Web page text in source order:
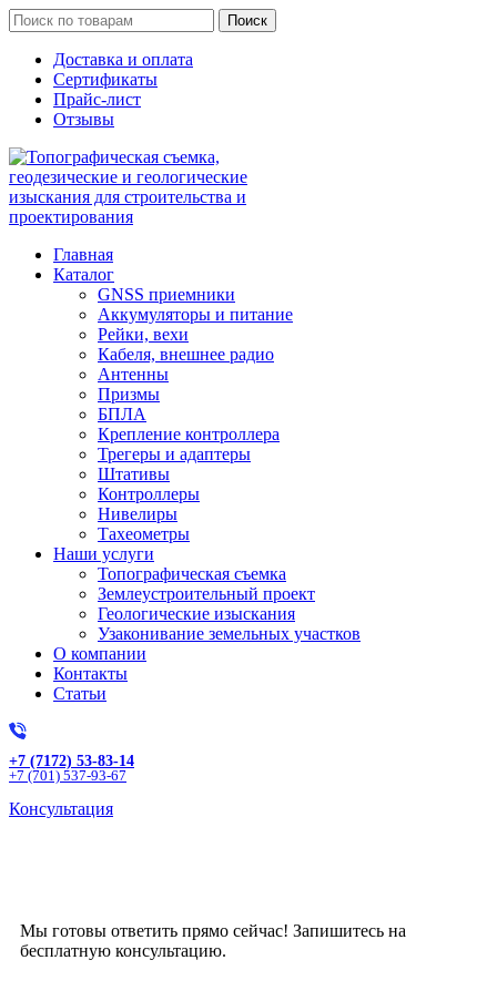
Поиск
Доставка и оплата
Сертификаты
Прайс-лист
Отзывы
Главная
Каталог
GNSS приемники
Аккумуляторы и питание
Рейки, вехи
Кабеля, внешнее радио
Антенны
Призмы
БПЛА
Крепление контроллера
Трегеры и адаптеры
Штативы
Контроллеры
Нивелиры
Тахеометры
Наши услуги
Топографическая съемка
Землеустроительный проект
Геологические изыскания
Узаконивание земельных участков
О компании
Контакты
Статьи
+7 (7172) 53-83-14
+7 (701) 537-93-67
Консультация
Мы готовы ответить прямо сейчас! Запишитесь на
бесплатную консультацию.